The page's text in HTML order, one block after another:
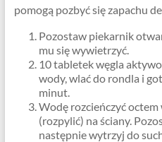
pomogą pozbyć się zapachu
Pozostaw piekarnik
mu się wywietrzyć.
10 tabletek węgla
wody, wlać do rondla i
minut.
Wodę rozcieńczyć
(rozpylić) na ściany.
następnie wytrzyj do